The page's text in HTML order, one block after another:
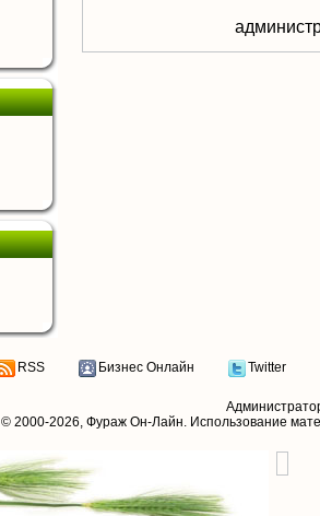
RSS Бизнес Онлайн Twitter
© 2000-2026, Фураж Он-Лайн. Использование